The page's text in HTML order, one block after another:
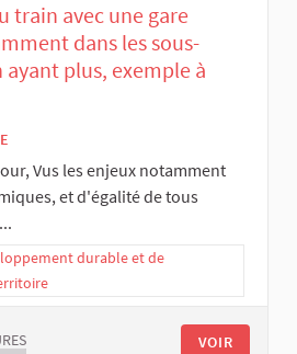
train avec une gare
dans les sous-
plus, exemple à
Vus les enjeux notamment
et d'égalité de tous
durable et de
VOIR